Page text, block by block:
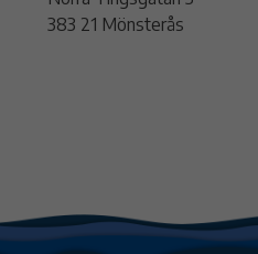
383 21 Mönsterås